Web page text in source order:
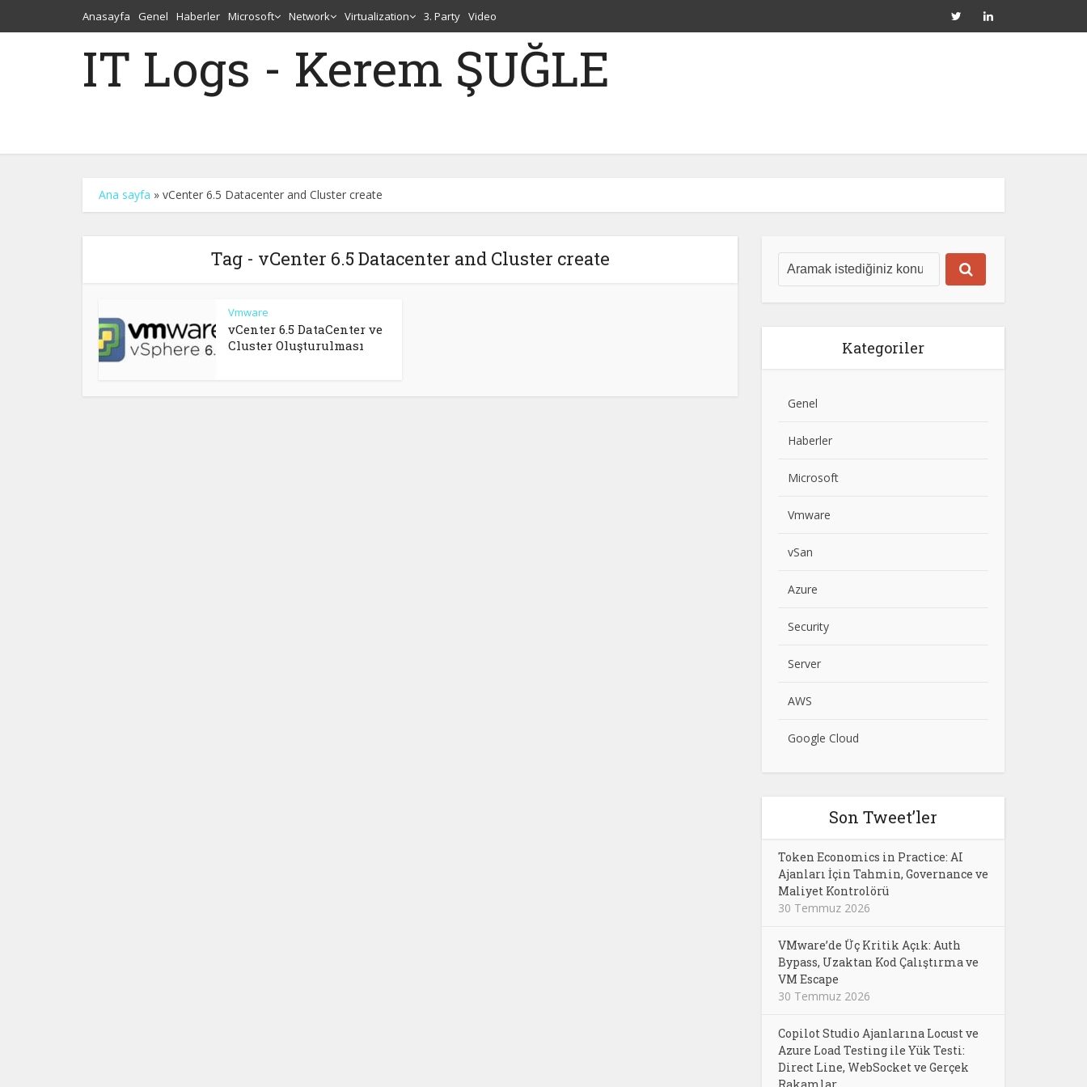
Anasayfa Genel Haberler Microsoft Network Virtualization 3. Party Video
IT Logs - Kerem ŞUĞLE
Ana sayfa » vCenter 6.5 Datacenter and Cluster create
Tag - vCenter 6.5 Datacenter and Cluster create
Vmware
vCenter 6.5 DataCenter ve
Cluster Oluşturulması
Kategoriler
Genel
Haberler
Microsoft
Vmware
vSan
Azure
Security
Server
AWS
Google Cloud
Son Tweet’ler
Token Economics in Practice: AI
Ajanları İçin Tahmin, Governance ve
Maliyet Kontrolörü
30 Temmuz 2026
VMware’de Üç Kritik Açık: Auth
Bypass, Uzaktan Kod Çalıştırma ve
VM Escape
30 Temmuz 2026
Copilot Studio Ajanlarına Locust ve
Azure Load Testing ile Yük Testi:
Direct Line, WebSocket ve Gerçek